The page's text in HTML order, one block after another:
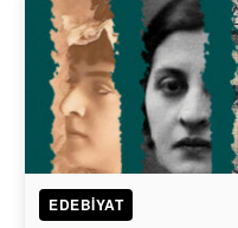
EDEBIYAT